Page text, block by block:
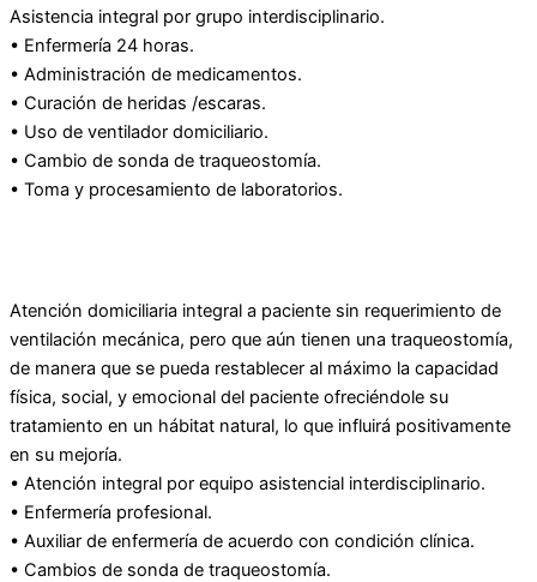
Asistencia integral por grupo interdisciplinario.
• Enfermería 24 horas.
• Administración de medicamentos.
• Curación de heridas /escaras.
• Uso de ventilador domiciliario.
• Cambio de sonda de traqueostomía.
• Toma y procesamiento de laboratorios.
Atención domiciliaria integral a paciente sin requerimiento de
ventilación mecánica, pero que aún tienen una traqueostomía,
de manera que se pueda restablecer al máximo la capacidad
física, social, y emocional del paciente ofreciéndole su
tratamiento en un hábitat natural, lo que influirá positivamente
en su mejoría.
• Atención integral por equipo asistencial interdisciplinario.
• Enfermería profesional.
• Auxiliar de enfermería de acuerdo con condición clínica.
• Cambios de sonda de traqueostomía.